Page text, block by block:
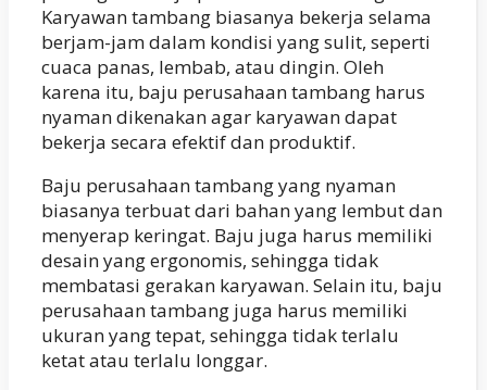
Karyawan tambang biasanya bekerja selama
berjam-jam dalam kondisi yang sulit, seperti
cuaca panas, lembab, atau dingin. Oleh
karena itu, baju perusahaan tambang harus
nyaman dikenakan agar karyawan dapat
bekerja secara efektif dan produktif.
Baju perusahaan tambang yang nyaman
biasanya terbuat dari bahan yang lembut dan
menyerap keringat. Baju juga harus memiliki
desain yang ergonomis, sehingga tidak
membatasi gerakan karyawan. Selain itu, baju
perusahaan tambang juga harus memiliki
ukuran yang tepat, sehingga tidak terlalu
ketat atau terlalu longgar.